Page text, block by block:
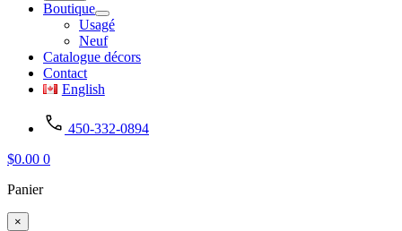
Boutique
Usagé
Neuf
Catalogue décors
Contact
English
450-332-0894
$0.00 0
Panier
×